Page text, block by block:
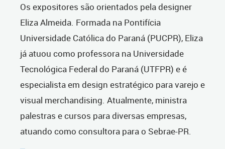
Os expositores são orientados pela designer
Eliza Almeida. Formada na Pontifícia
Universidade Católica do Paraná (PUCPR), Eliza
já atuou como professora na Universidade
Tecnológica Federal do Paraná (UTFPR) e é
especialista em design estratégico para varejo e
visual merchandising. Atualmente, ministra
palestras e cursos para diversas empresas,
atuando como consultora para o Sebrae-PR.